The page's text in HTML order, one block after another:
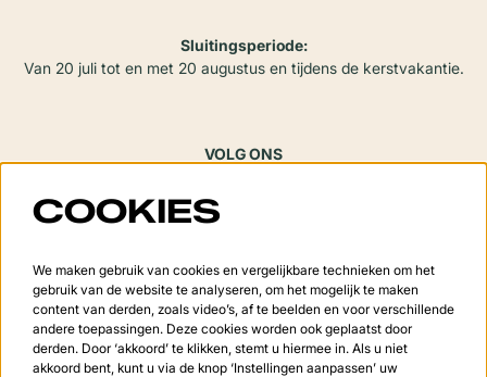
Sluitingsperiode:
Van 20 juli tot en met 20 augustus en tijdens de kerstvakantie.
VOLG ONS
Meld je aan voor de nieuwsbrief
Aanmelden
COOKIES
We maken gebruik van cookies en vergelijkbare technieken om het
gebruik van de website te analyseren, om het mogelijk te maken
content van derden, zoals video’s, af te beelden en voor verschillende
andere toepassingen. Deze cookies worden ook geplaatst door
derden. Door ‘akkoord’ te klikken, stemt u hiermee in. Als u niet
akkoord bent, kunt u via de knop ‘Instellingen aanpassen’ uw